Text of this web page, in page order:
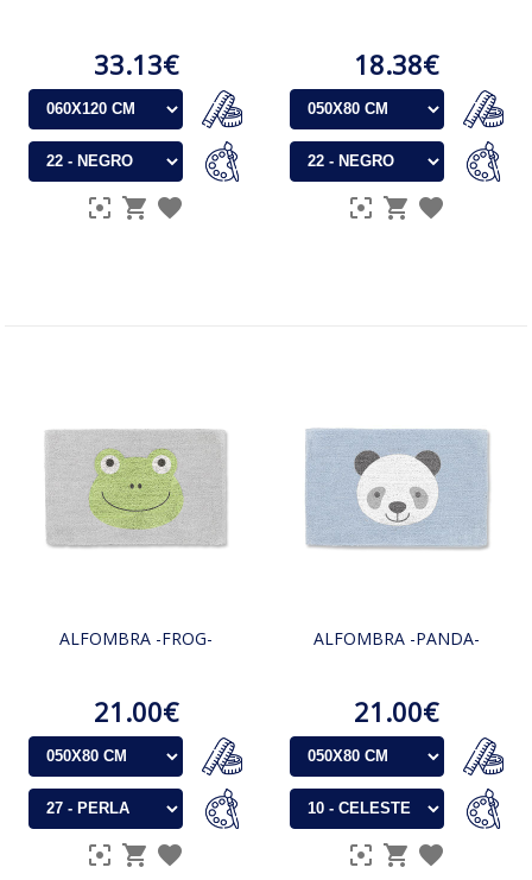
33.13€ 18.38€
ALFOMBRA -FROG-
21.00€
ALFOMBRA -PANDA-
21.00€